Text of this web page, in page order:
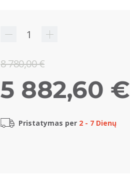
8 780,00 €
5 882,60 €
Pristatymas per 2 - 7 Dienų